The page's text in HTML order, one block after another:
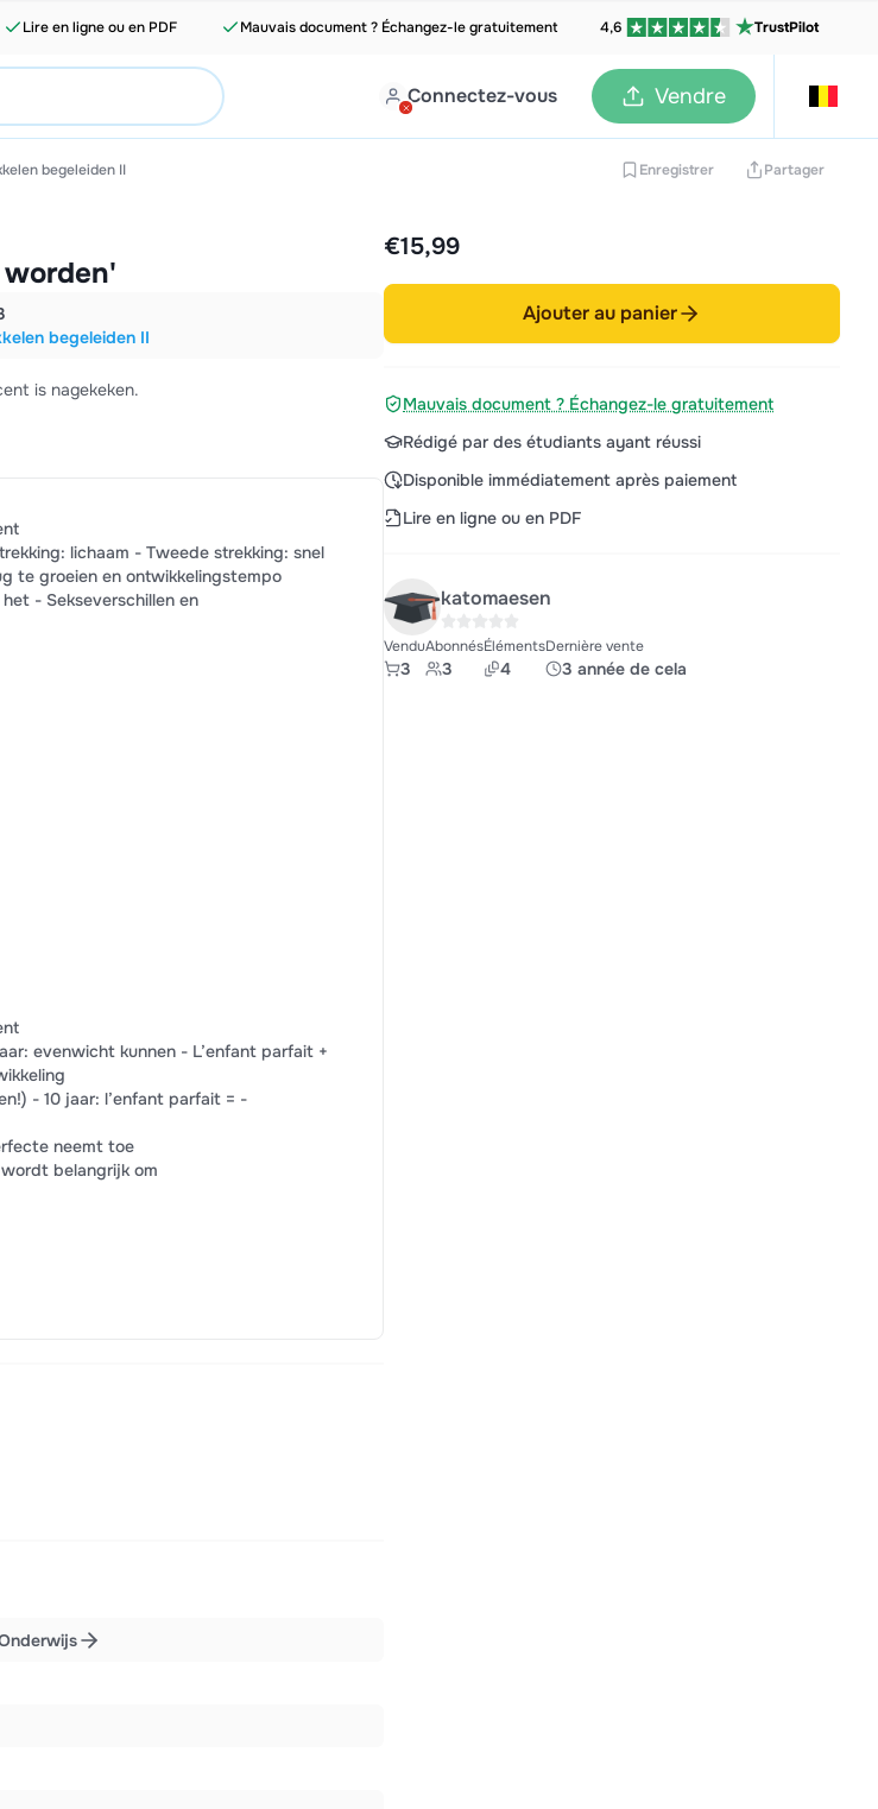
Lire en ligne ou en PDF Mauvais document ? Échangez-le gratuitement 4,6 TrustPilot
Connectez-vous Vendre
begeleiden II Enregistrer Partager
begeleiden II
is nagekeken.
lichaam - Tweede strekking: snel
te groeien en ontwikkelingstempo
- Sekseverschillen en
evenwicht kunnen - L’enfant parfait +
- 10 jaar: l’enfant parfait = -
neemt toe
belangrijk om
€15,99
Ajouter au panier
Mauvais document ? Échangez-le gratuitement
Rédigé par des étudiants ayant réussi
Disponible immédiatement après paiement
Lire en ligne ou en PDF
katomaesen
Vendu
3
Abonnés
3
Éléments
4
Dernière vente
3 année de cela